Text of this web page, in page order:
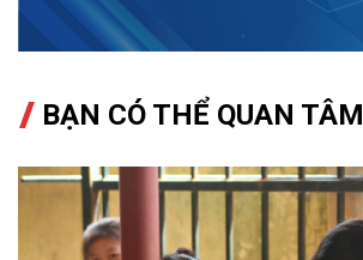
BẠN CÓ THỂ QUAN TÂM